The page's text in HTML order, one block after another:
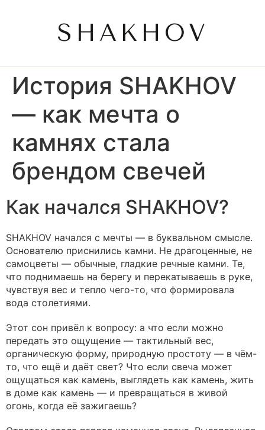
SHAKHOV
История SHAKHOV
— как мечта о
камнях стала
брендом свечей
Как начался SHAKHOV?
SHAKHOV начался с мечты — в буквальном смысле.
Основателю приснились камни. Не драгоценные, не
самоцветы — обычные, гладкие речные камни. Те,
что поднимаешь на берегу и перекатываешь в руке,
чувствуя вес и тепло чего-то, что формировала
вода столетиями.
Этот сон привёл к вопросу: а что если можно
передать это ощущение — тактильный вес,
органическую форму, природную простоту — в чём-
то, что ещё и даёт свет? Что если свеча может
ощущаться как камень, выглядеть как камень, жить
в доме как камень — и превращаться в живой
огонь, когда её зажигаешь?